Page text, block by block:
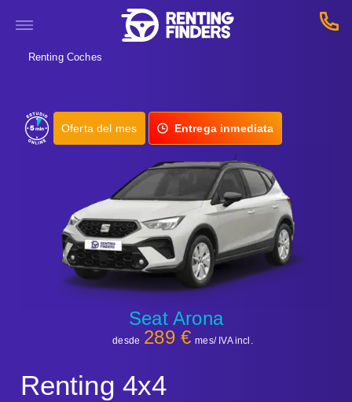
Renting Coches
Oferta del mes Entrega inmediata
Seat Arona
desde 289 € mes/ IVA incl.
Renting 4x4